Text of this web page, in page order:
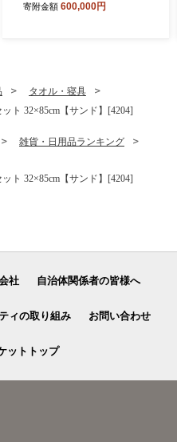
0044017
寄附金額 600,000円
タオル・寝具
ト 32×85cm【サンド】[4204]
雑貨・日用品ランキング
ト 32×85cm【サンド】[4204]
社 自治体関係者の皆様へ
ィの取り組み お問い合わせ
ットトップ